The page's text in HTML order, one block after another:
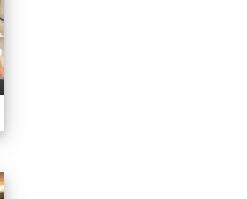
1140521雙閱讀素養教學實